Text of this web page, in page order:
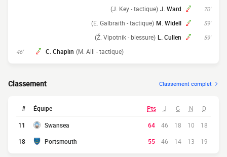
70'
J. Ward
(J. Key - tactique)
59'
M. Widell
(E. Galbraith - tactique)
59'
L. Cullen
(Ž. Vipotnik - blessure)
46' C. Chaplin (M. Alli - tactique)
Classement Classement complet
# Équipe Pts J G N D
11 Swansea 64 46 18 10
18
18
Portsmouth 55 46 14 13 19